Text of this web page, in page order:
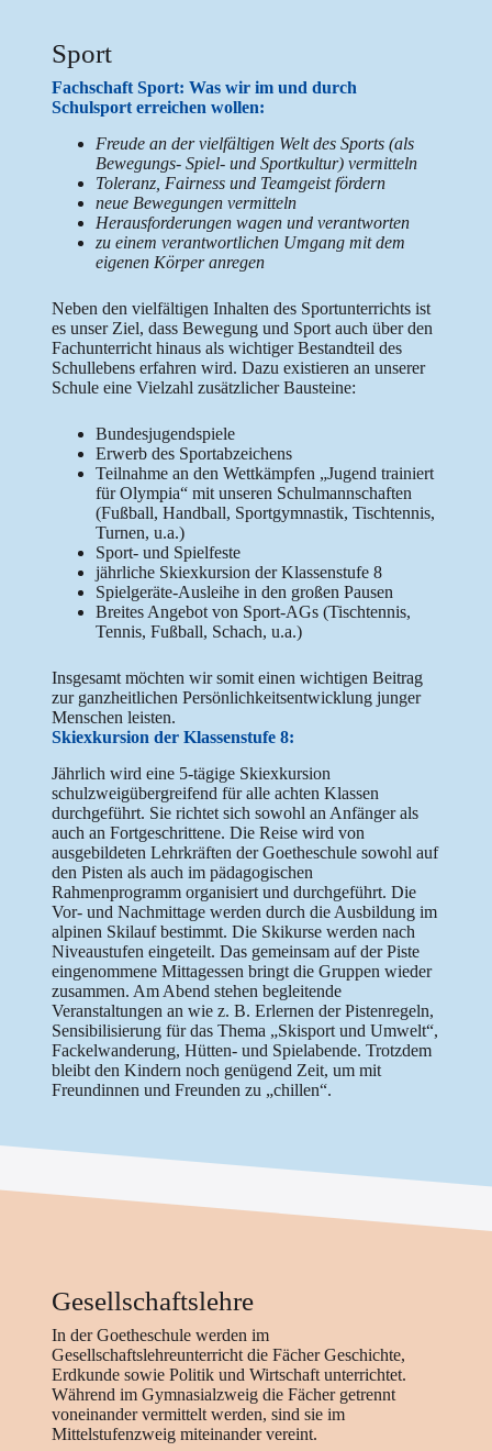
Sport
Fachschaft Sport: Was wir im und durch
Schulsport erreichen wollen:
Freude an der vielfältigen Welt des Sports (als
Bewegungs- Spiel- und Sportkultur) vermitteln
Toleranz, Fairness und Teamgeist fördern
neue Bewegungen vermitteln
Herausforderungen wagen und verantworten
zu einem verantwortlichen Umgang mit dem
eigenen Körper anregen
Neben den vielfältigen Inhalten des Sportunterrichts ist
es unser Ziel, dass Bewegung und Sport auch über den
Fachunterricht hinaus als wichtiger Bestandteil des
Schullebens erfahren wird. Dazu existieren an unserer
Schule eine Vielzahl zusätzlicher Bausteine:
Bundesjugendspiele
Erwerb des Sportabzeichens
Teilnahme an den Wettkämpfen „Jugend trainiert
für Olympia“ mit unseren Schulmannschaften
(Fußball, Handball, Sportgymnastik, Tischtennis,
Turnen, u.a.)
Sport- und Spielfeste
jährliche Skiexkursion der Klassenstufe 8
Spielgeräte-Ausleihe in den großen Pausen
Breites Angebot von Sport-AGs (Tischtennis,
Tennis, Fußball, Schach, u.a.)
Insgesamt möchten wir somit einen wichtigen Beitrag
zur ganzheitlichen Persönlichkeitsentwicklung junger
Menschen leisten.
Skiexkursion der Klassenstufe 8:
Jährlich wird eine 5-tägige Skiexkursion
schulzweigübergreifend für alle achten Klassen
durchgeführt. Sie richtet sich sowohl an Anfänger als
auch an Fortgeschrittene. Die Reise wird von
ausgebildeten Lehrkräften der Goetheschule sowohl auf
den Pisten als auch im pädagogischen
Rahmenprogramm organisiert und durchgeführt. Die
Vor- und Nachmittage werden durch die Ausbildung im
alpinen Skilauf bestimmt. Die Skikurse werden nach
Niveaustufen eingeteilt. Das gemeinsam auf der Piste
eingenommene Mittagessen bringt die Gruppen wieder
zusammen. Am Abend stehen begleitende
Veranstaltungen an wie z. B. Erlernen der Pistenregeln,
Sensibilisierung für das Thema „Skisport und Umwelt“,
Fackelwanderung, Hütten- und Spielabende. Trotzdem
bleibt den Kindern noch genügend Zeit, um mit
Freundinnen und Freunden zu „chillen“.
Gesellschaftslehre
In der Goetheschule werden im
Gesellschaftslehreunterricht die Fächer Geschichte,
Erdkunde sowie Politik und Wirtschaft unterrichtet.
Während im Gymnasialzweig die Fächer getrennt
voneinander vermittelt werden, sind sie im
Mittelstufenzweig miteinander vereint.